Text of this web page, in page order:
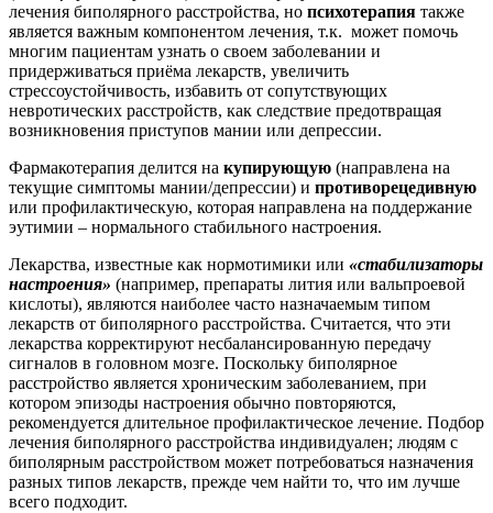
лечения биполярного расстройства, но психотерапия также
является важным компонентом лечения, т.к. может помочь
многим пациентам узнать о своем заболевании и
придерживаться приёма лекарств, увеличить
стрессоустойчивость, избавить от сопутствующих
невротических расстройств, как следствие предотвращая
возникновения приступов мании или депрессии.
Фармакотерапия делится на купирующую (направлена на
текущие симптомы мании/депрессии) и противорецедивную
или профилактическую, которая направлена на поддержание
эутимии – нормального стабильного настроения.
Лекарства, известные как нормотимики или «стабилизаторы
настроения» (например, препараты лития или вальпроевой
кислоты), являются наиболее часто назначаемым типом
лекарств от биполярного расстройства. Считается, что эти
лекарства корректируют несбалансированную передачу
сигналов в головном мозге. Поскольку биполярное
расстройство является хроническим заболеванием, при
котором эпизоды настроения обычно повторяются,
рекомендуется длительное профилактическое лечение. Подбор
лечения биполярного расстройства индивидуален; людям с
биполярным расстройством может потребоваться назначения
разных типов лекарств, прежде чем найти то, что им лучше
всего подходит.